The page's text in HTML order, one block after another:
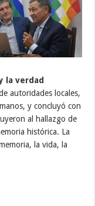
la verdad
autoridades locales,
y concluyó con
al hallazgo de
histórica. La
la vida, la